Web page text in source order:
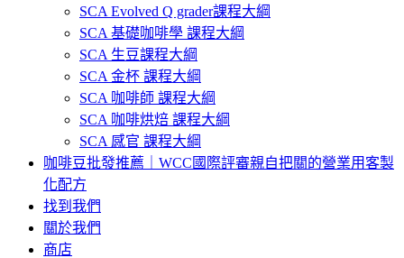
SCA Evolved Q grader課程大綱
SCA 基礎咖啡學 課程大綱
SCA 生豆課程大綱
SCA 金杯 課程大綱
SCA 咖啡師 課程大綱
SCA 咖啡烘焙 課程大綱
SCA 感官 課程大綱
咖啡豆批發推薦｜WCC國際評審親自把關的營業用客製
化配方
找到我們
關於我們
商店